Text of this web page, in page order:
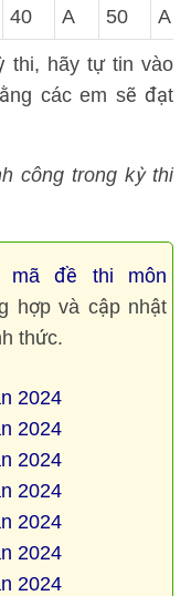
40 A 50 A
thi, hãy tự tin vào
các em sẽ đạt
công trong kỳ thi
đề thi môn
hợp và cập nhật
thức.
2024
2024
2024
2024
2024
2024
2024